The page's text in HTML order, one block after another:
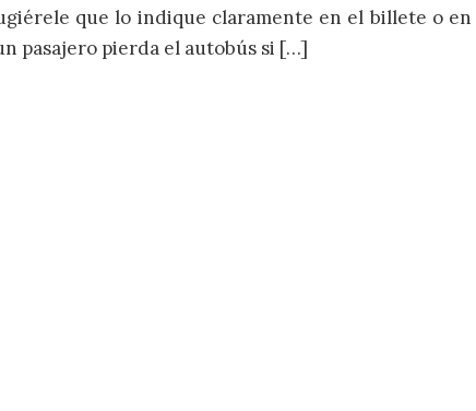
que lo indique claramente en el billete o en
pasajero pierda el autobús si […]